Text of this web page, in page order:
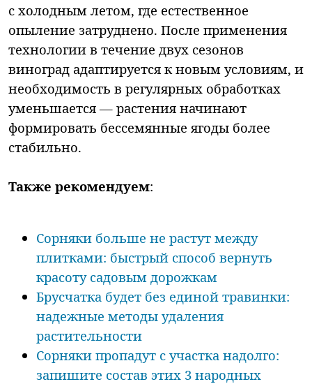
с холодным летом, где естественное
опыление затруднено. После применения
технологии в течение двух сезонов
виноград адаптируется к новым условиям, и
необходимость в регулярных обработках
уменьшается — растения начинают
формировать бессемянные ягоды более
стабильно.
Также рекомендуем:
Сорняки больше не растут между
плитками: быстрый способ вернуть
красоту садовым дорожкам
Брусчатка будет без единой травинки:
надежные методы удаления
растительности
Сорняки пропадут с участка надолго:
запишите состав этих 3 народных